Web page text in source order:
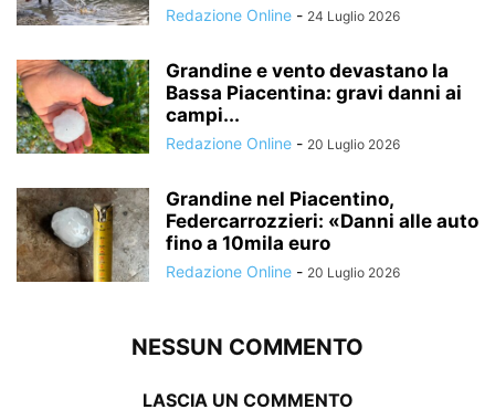
Redazione Online - 24 Luglio 2026
Grandine e vento devastano la
Bassa Piacentina: gravi danni ai
campi...
Redazione Online - 20 Luglio 2026
Grandine nel Piacentino,
Federcarrozzieri: «Danni alle auto
fino a 10mila euro
Redazione Online - 20 Luglio 2026
NESSUN COMMENTO
LASCIA UN COMMENTO